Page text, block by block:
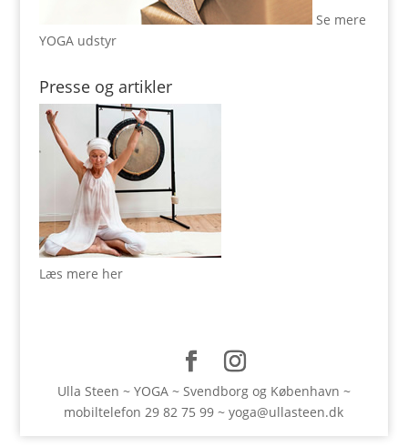
Se mere
YOGA udstyr
Presse og artikler
Læs mere her
Ulla Steen ~ YOGA ~ Svendborg og København ~
mobiltelefon29 82 75 99 ~yoga@ullasteen.dk